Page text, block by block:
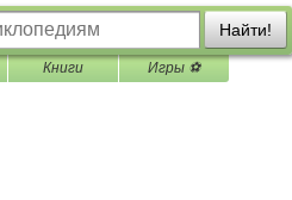
Найти!
Книги Игры ⚽